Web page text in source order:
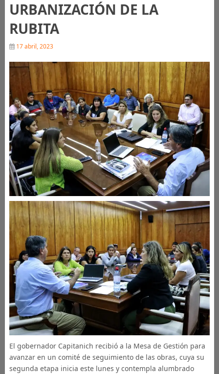
URBANIZACIÓN DE LA
RUBITA
17 abril, 2023
El gobernador Capitanich recibió a la Mesa de Gestión para
avanzar en un comité de seguimiento de las obras, cuya su
segunda etapa inicia este lunes y contempla alumbrado